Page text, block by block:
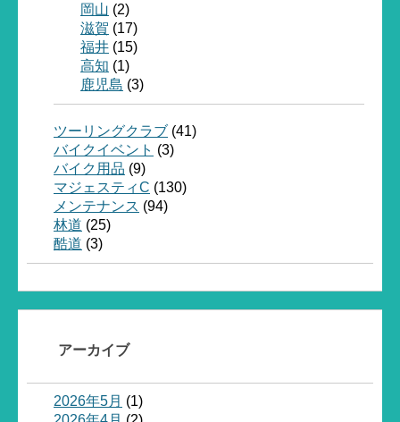
岡山 (2)
滋賀 (17)
福井 (15)
高知 (1)
鹿児島 (3)
ツーリングクラブ (41)
バイクイベント (3)
バイク用品 (9)
マジェスティC (130)
メンテナンス (94)
林道 (25)
酷道 (3)
アーカイブ
2026年5月 (1)